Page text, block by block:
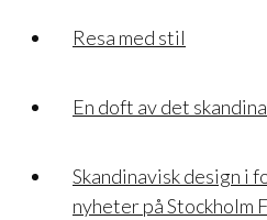
Resa med stil
En doft av det
Skandinavisk design i
nyheter på Stockholm